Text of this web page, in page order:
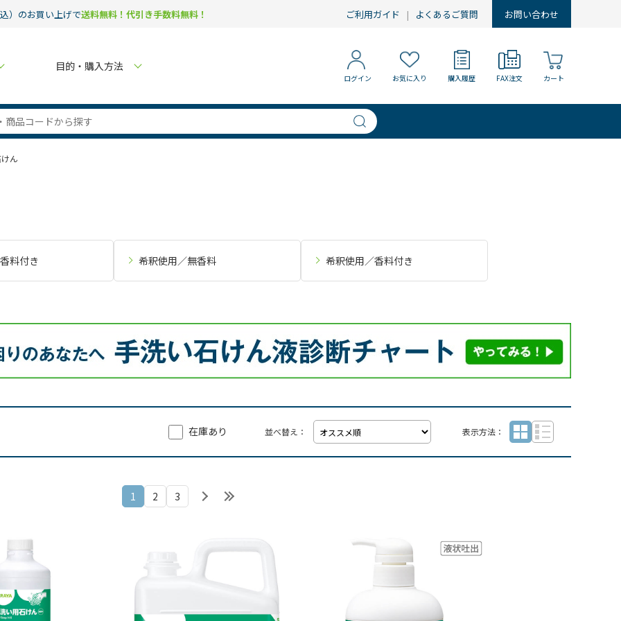
）のお買い上げで送料無料！代引き手数料無料！ ご利用ガイド よくあるご質問 お問い合わせ
目的・購入方法
ログイン お気に入り 購入履歴 FAX注文 カート
ん
料付き 希釈使用／無香料 希釈使用／香料付き
在庫あり 並べ替え： 表示方法：
1 2 3